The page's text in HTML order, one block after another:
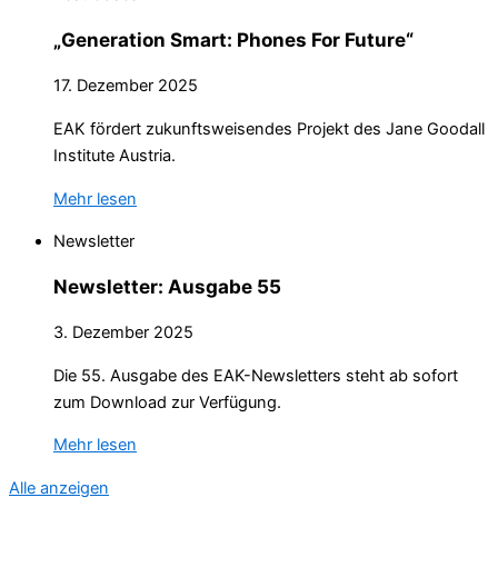
„Generation Smart: Phones For Future“
17. Dezember 2025
EAK fördert zukunftsweisendes Projekt des Jane Goodall
Institute Austria.
Mehr lesen
Newsletter
Newsletter: Ausgabe 55
3. Dezember 2025
Die 55. Ausgabe des EAK-Newsletters steht ab sofort
zum Download zur Verfügung.
Mehr lesen
Alle anzeigen